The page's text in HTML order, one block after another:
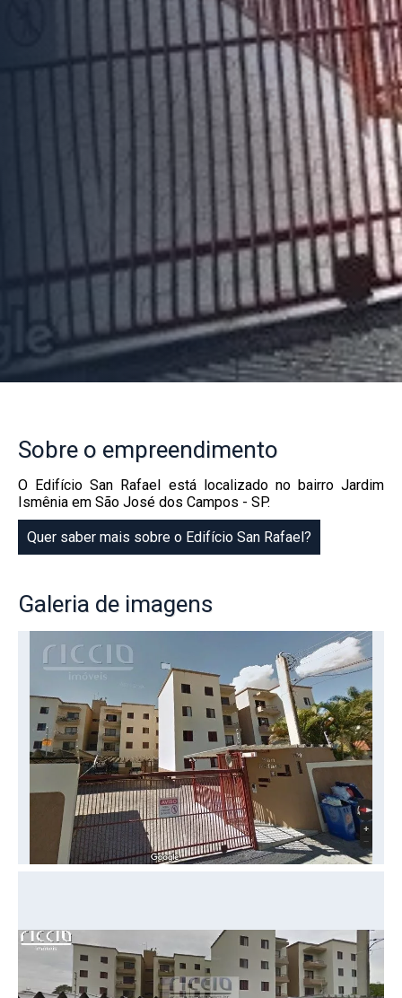
Sobre o empreendimento
O Edifício San Rafael está localizado no bairro Jardim
Ismênia em São José dos Campos - SP.
Quer saber mais sobre o Edifício San Rafael?
Galeria de imagens